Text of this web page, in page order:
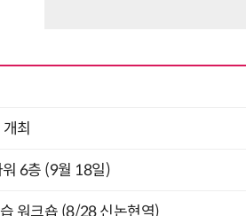
최
6층 (9월 18일)
워크숍 (8/28 신논현역)